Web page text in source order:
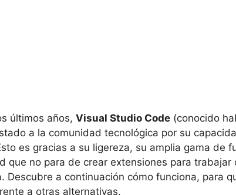
últimos años, Visual Studio Code (conocido
a la comunidad tecnológica por su
es gracias a su ligereza, su amplia gama de
que no para de crear extensiones para trabajar
Descubre a continuación cómo funciona, para
a otras alternativas.